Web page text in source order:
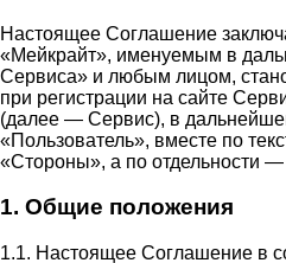
Настоящее Соглашение
«Мейкрайт», именуемым в
Сервиса» и любым лицом,
при регистрации на сайте
(далее — Сервис), в
«Пользователь», вместе по
«Стороны», а по отдельности
1. Общие положения
1.1. Настоящее Соглашение в